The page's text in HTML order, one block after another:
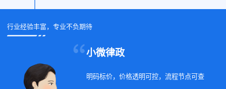
行业经验丰富，专业不负期待
小微律政
明码标价，价格透明可控，流程节点可查